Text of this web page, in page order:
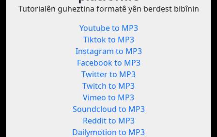
Tutorialên guheztina formatê yên berdest bibînin
Youtube to MP3
Tiktok to MP3
Instagram to MP3
Facebook to MP3
Twitter to MP3
Twitch to MP3
Vimeo to MP3
Soundcloud to MP3
Reddit to MP3
Dailymotion to MP3